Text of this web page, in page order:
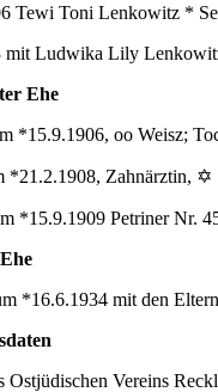
Tewi Toni Lenkowitz *
mit Ludwika Lily
Ehe
*15.9.1906, oo Weisz;
*21.2.1908, Zahnärztin, ✡
*15.9.1909 Petriner Nr.
*16.6.1934 mit den
Ostjüdischen Vereins